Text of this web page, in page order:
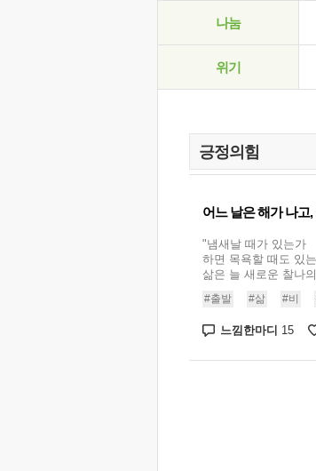
나눔
위기
어느 날은 해가 나고
"냄새날 때가 있는가
하면 목욕할 때도 있
삶은 늘 새로운 찰나
#출발 #삶 #비
느낌한마디 15